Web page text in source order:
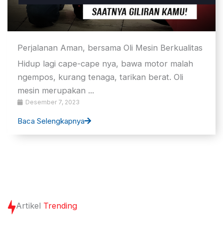
Perjalanan Aman, bersama Oli Mesin Berkualitas
Desember 7, 2023
Hidup lagi cape-cape nya, bawa motor malah
ngempos, kurang tenaga, tarikan berat. Oli
mesin merupakan ...
Baca Selengkapnya
Artikel Trending